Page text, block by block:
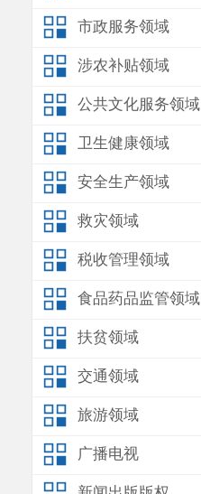
市政服务领域
涉农补贴领域
公共文化服务领域
卫生健康领域
安全生产领域
救灾领域
税收管理领域
食品药品监管领域
扶贫领域
交通领域
旅游领域
广播电视